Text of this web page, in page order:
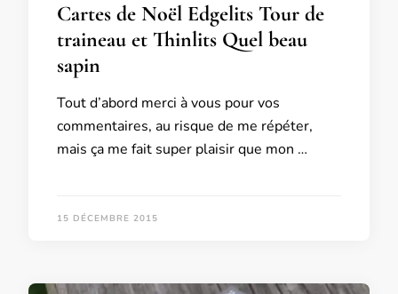
Cartes de Noël Edgelits Tour de
traineau et Thinlits Quel beau
sapin
Tout d’abord merci à vous pour vos
commentaires, au risque de me répéter,
mais ça me fait super plaisir que mon …
15 DÉCEMBRE 2015